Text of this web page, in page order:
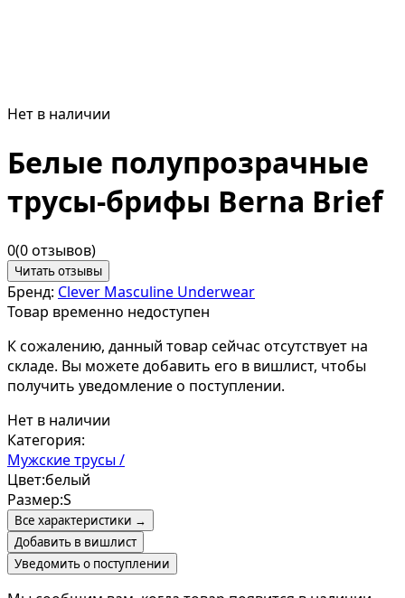
Нет в наличии
Белые полупрозрачные
трусы-брифы Berna Brief
0(0 отзывов)
Читать отзывы
Бренд: Clever Masculine Underwear
Товар временно недоступен
К сожалению, данный товар сейчас отсутствует на
складе. Вы можете добавить его в вишлист, чтобы
получить уведомление о поступлении.
Нет в наличии
Категория:
Мужские трусы /
Цвет:белый
Размер:S
Все характеристики →
Добавить в вишлист
Уведомить о поступлении